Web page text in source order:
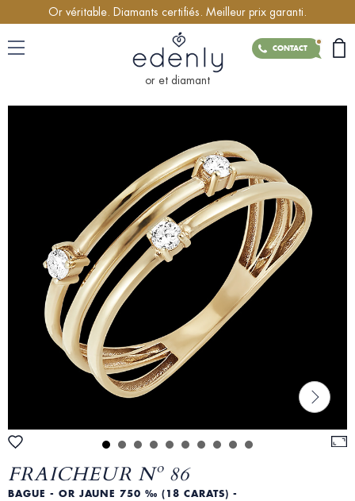
Or véritable. Diamants certifiés. Meilleur prix garanti.
CONTACT
or et diamant
FRAICHEUR Nº 86
BAGUE - OR JAUNE 750 ‰ (18 CARATS) -